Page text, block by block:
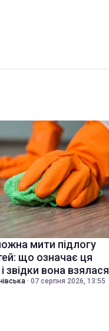
мити підлогу
що означає ця
звідки вона взялася
· 07 серпня 2026, 13:55